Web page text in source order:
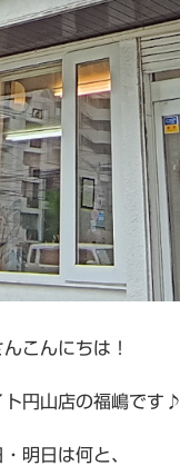
こんにちは！
ト円山店の福嶋です♪
明日は何と、